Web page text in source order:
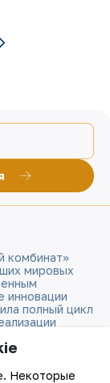
комбинат»
мировых
инновации
полный цикл
брендом
Некоторые